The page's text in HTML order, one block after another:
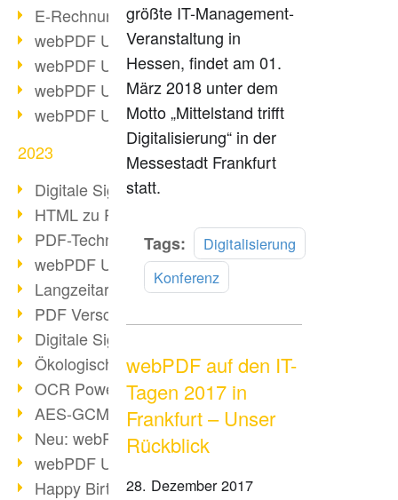
E-Rechnungsstellung ab 2025
webPDF Update 9.0.0.3584
webPDF Update 9.0.0.3479
webPDF Update 9.0.0.3361
webPDF Update 9.0.0.3264
2023
Digitale Signatur in PDF
HTML zu PDF
PDF-Techniken für Barrierefreiheit
webPDF Update 9.0.0.3149
Langzeitarchivierung mit PDF/A
PDF Verschlüsselung
Digitale Signaturen
Ökologischen Abdruck reduzieren
OCR Power für Profis
AES-GCM-Unterstützung (PDF 2.0)
Neu: webPDF Developer Hub
webPDF Update 9.0.0.2898
Happy Birthday, PDF!
größte IT-Management-
Veranstaltung in
Hessen, findet am 01.
März 2018 unter dem
Motto „Mittelstand trifft
Digitalisierung“ in der
Messestadt Frankfurt
statt.
Tags:
Digitalisierung
Konferenz
webPDF auf den IT-
Tagen 2017 in
Frankfurt – Unser
Rückblick
28. Dezember 2017